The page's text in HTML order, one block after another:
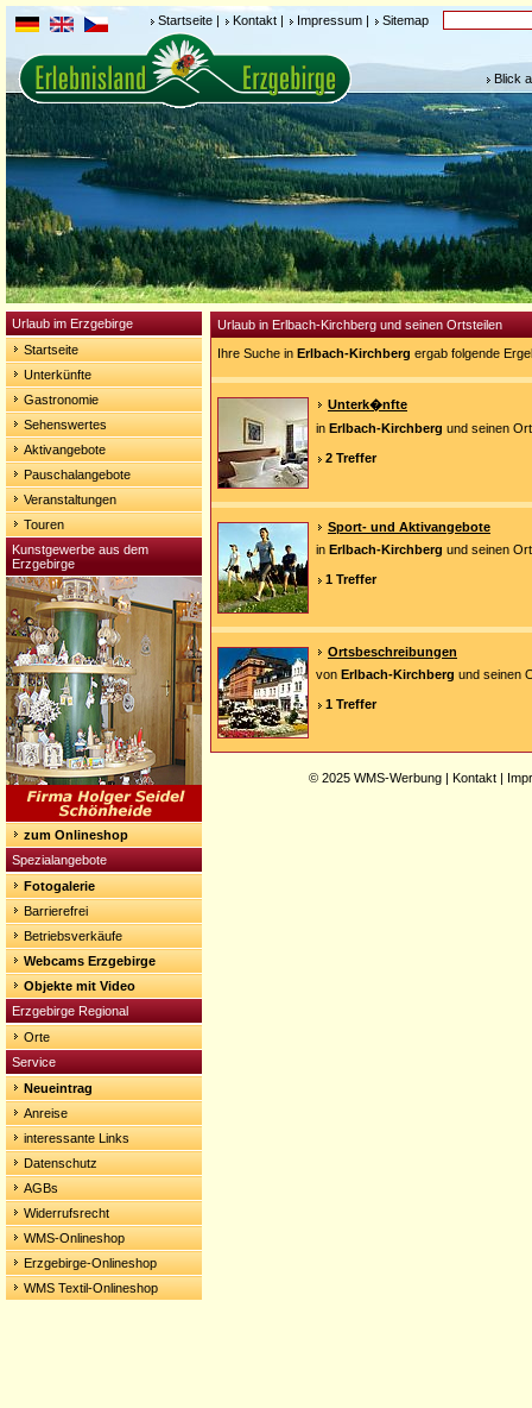
Startseite | Kontakt | Impressum | Sitemap
Blick
Urlaub im Erzgebirge
Startseite
Unterkünfte
Gastronomie
Sehenswertes
Aktivangebote
Pauschalangebote
Veranstaltungen
Touren
Kunstgewerbe aus dem
Erzgebirge
zum Onlineshop
Spezialangebote
Fotogalerie
Barrierefrei
Betriebsverkäufe
Webcams Erzgebirge
Objekte mit Video
Erzgebirge Regional
Orte
Service
Neueintrag
Anreise
interessante Links
Datenschutz
AGBs
Widerrufsrecht
WMS-Onlineshop
Erzgebirge-Onlineshop
WMS Textil-Onlineshop
Urlaub in Erlbach-Kirchberg und seinen Ortsteilen
Ihre Suche in Erlbach-Kirchberg ergab folgende
Unterk�nfte
in Erlbach-Kirchberg und seinen
2 Treffer
Sport- und Aktivangebote
in Erlbach-Kirchberg und seinen
1 Treffer
Ortsbeschreibungen
von Erlbach-Kirchberg und seinen
1 Treffer
© 2025 WMS-Werbung | Kontakt |